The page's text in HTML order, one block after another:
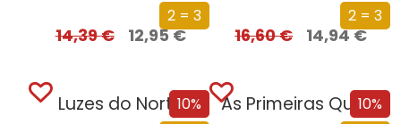
2 = 3
14,39€ 12,95€
2 = 3
16,60€ 14,94€
10%
Luzes do Norte
10%
As Primeiras Quinze Vidas de Harry August